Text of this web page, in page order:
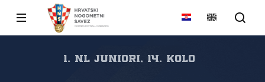
1. NL juniori, 14. kolo